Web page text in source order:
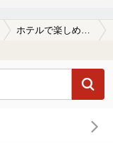
ホテルで楽しめる西新井大師西駅近くの温泉、日帰り温泉、スーパー銭湯おすすめ